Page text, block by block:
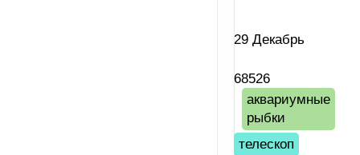
29 Декабрь
68526
аквариумные
рыбки
телескоп